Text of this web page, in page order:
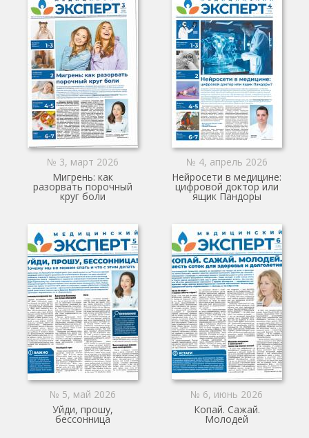
№ 3, март 2026
Мигрень: как
разорвать порочный
круг боли
№ 4, апрель 2026
Нейросети в медицине:
цифровой доктор или
ящик Пандоры
№ 5, май 2026
Уйди, прошу,
бессонница
№ 6, июнь 2026
Копай. Сажай.
Молодей